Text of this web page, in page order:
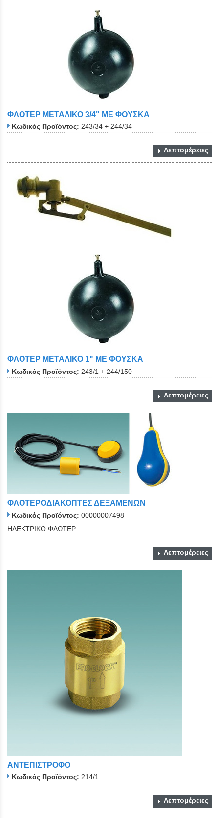
ΦΛΟΤΕΡ ΜΕΤΑΛΙΚΟ 3/4" ΜΕ ΦΟΥΣΚΑ
Κωδικός Προϊόντος: 243/34 + 244/34
Λεπτομέρειες
ΦΛΟΤΕΡ ΜΕΤΑΛΙΚΟ 1" ΜΕ ΦΟΥΣΚΑ
Κωδικός Προϊόντος: 243/1 + 244/150
Λεπτομέρειες
ΦΛΟΤΕΡΟΔΙΑΚΟΠΤΕΣ ΔΕΞΑΜΕΝΩΝ
Κωδικός Προϊόντος: 00000007498
ΗΛΕΚΤΡΙΚΟ ΦΛΩΤΕΡ
Λεπτομέρειες
ΑΝΤΕΠΙΣΤΡΟΦΟ
Κωδικός Προϊόντος: 214/1
Λεπτομέρειες